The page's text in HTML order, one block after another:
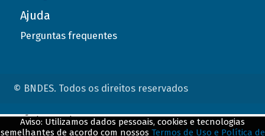
Ajuda
Perguntas frequentes
© BNDES. Todos os direitos reservados
Aviso: Utilizamos dados pessoais, cookies e tecnologias
semelhantes de acordo com nossos Termos de Uso e Política de
ConteÃºdo complementar